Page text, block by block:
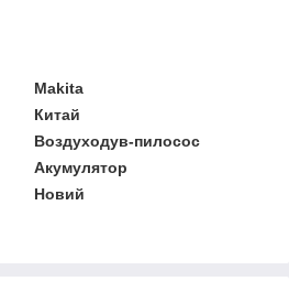
Makita
Китай
Воздуходув-пилосос
Акумулятор
Новий